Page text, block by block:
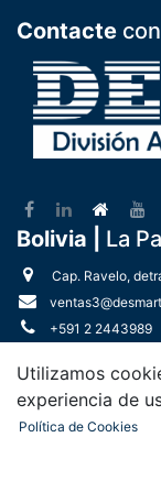
Contacte
Bolivia | La
Cap. Ravelo,
+591 2 2443989
Bolivia |
Av. Paragua,
Utilizamos
experiencia de
Política de Cookies